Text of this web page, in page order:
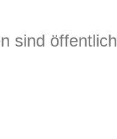
sind